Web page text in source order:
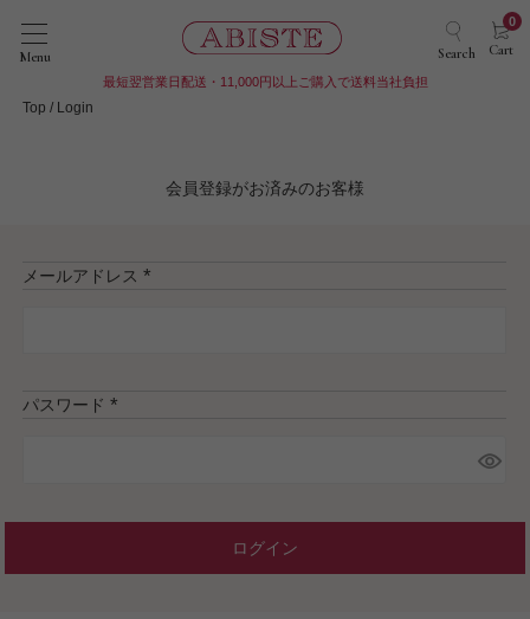
Menu Search Cart
0
最短翌営業日配送・11,000円以上ご購入で送料当社負担
Top Login
会員登録がお済みのお客様
メールアドレス
パスワード
ログイン